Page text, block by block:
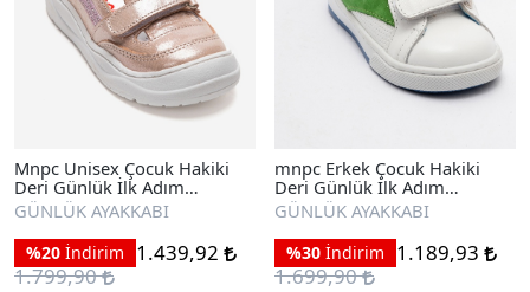
Mnpc Unisex Çocuk Hakiki
Deri Günlük İlk Adım
Ayakkabı
GÜNLÜK AYAKKABI
%20 İndirim
1.439,92
1.799,90
mnpc Erkek Çocuk Hakiki
Deri Günlük İlk Adım
Ayakkabı
GÜNLÜK AYAKKABI
%30 İndirim
1.189,93
1.699,90